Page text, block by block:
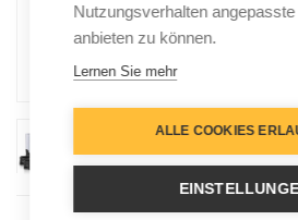
Nutzungsverhalten
anbieten zu können.
Lernen Sie mehr
ALLE COOKIES